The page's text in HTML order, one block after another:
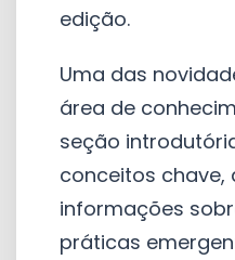
edição.
Uma das
área de
seção
conceitos chave,
informações
práticas